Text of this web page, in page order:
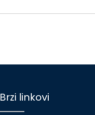
Brzi linkovi